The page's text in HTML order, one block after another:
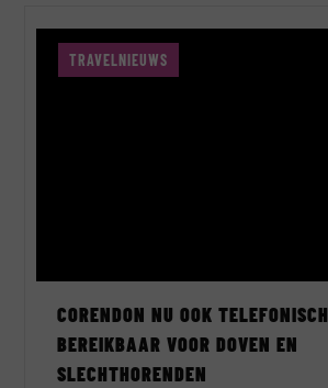
TRAVELNIEUWS
CORENDON NU OOK TELEFONISCH
BEREIKBAAR VOOR DOVEN EN
SLECHTHORENDEN